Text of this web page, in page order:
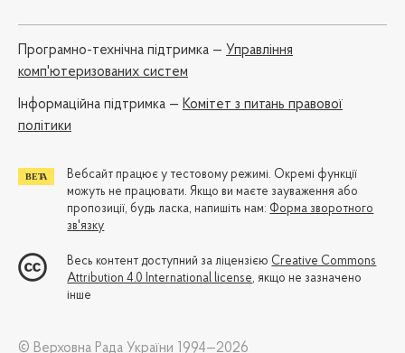
Програмно-технічна підтримка — Управління
комп'ютеризованих систем
Iнформаційна підтримка — Комітет з питань правової
політики
Вебсайт працює у тестовому режимі. Окремі функції
можуть не працювати. Якщо ви маєте зауваження або
пропозиції, будь ласка, напишіть нам: Форма зворотного
зв'язку
Весь контент доступний за ліцензією Creative Commons
Attribution 4.0 International license, якщо не зазначено
інше
© Верховна Рада України 1994—2026